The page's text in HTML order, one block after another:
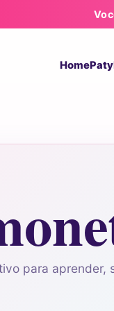
HomePaty
para aprender,